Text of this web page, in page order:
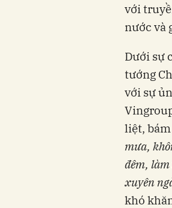
với
nước và
Dưới sự
tướng
với sự
liệt,
mưa,
đêm, làm
xuyên
khó